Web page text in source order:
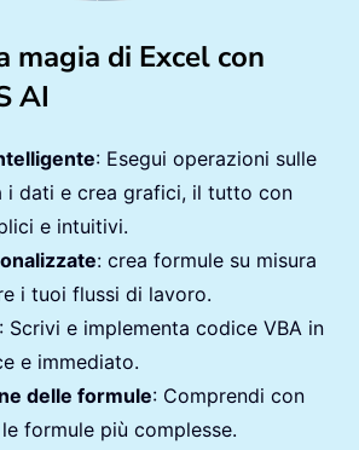
magia di Excel con
AI
: Esegui operazioni sulle
i dati e crea grafici, il tutto con
e intuitivi.
: crea formule su misura
i tuoi flussi di lavoro.
: Scrivi e implementa codice VBA in
e immediato.
delle formule: Comprendi con
formule più complesse.